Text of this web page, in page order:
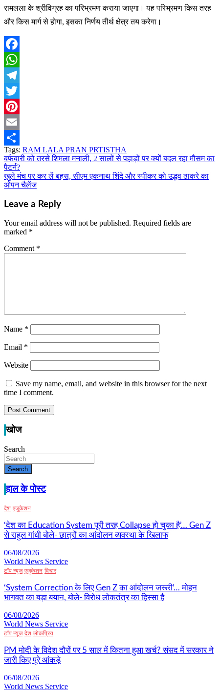
रामलला के श्रीविग्रह का परिभ्रमण कराया जाएगा। यह परिभ्रमण किस तरह
और किस मार्ग से होगा, इसका निर्णय तीर्थ क्षेत्र तय करेगा।
Facebook
WhatsApp
Telegram
Twitter
Pinterest
Email
Share
Tags: RAM LALA PRAN PRTISTHA
Post
navigation
बर्फबारी को तरसे शिमला मनाली, 2 सालों से पहाड़ों पर क्यों बदल रहा मौसम का
पैटर्न?
खुले मंच पर कर लें बहस, सीएम एकनाथ शिंदे और स्पीकर को उद्धव ठाकरे का
ओपन चैलेंज
Leave a Reply
Your email address will not be published. Required fields are
marked *
Comment *
Name *
Email *
Website
Save my name, email, and website in this browser for the next
time I comment.
खोज
Search
Search
हाल के पोस्ट
देश एजुकेशन
‘देश का Education System पूरी तरह Collapse हो चुका है’… Gen Z
से राहुल गांधी बोले- छात्रों का आंदोलन व्यवस्था के खिलाफ
06/08/2026
World News Service
टॉप न्यूज एजुकेशन विचार
‘System Correction के लिए Gen Z का आंदोलन जरूरी’… मोहन
भागवत का बड़ा बयान, बोले- विरोध लोकतंत्र का हिस्सा है
06/08/2026
World News Service
टॉप न्यूज देश लोकप्रिय
PM मोदी के विदेश दौरों पर 5 साल में कितना हुआ खर्च? संसद में सरकार ने
जारी किए पूरे आंकड़े
06/08/2026
World News Service